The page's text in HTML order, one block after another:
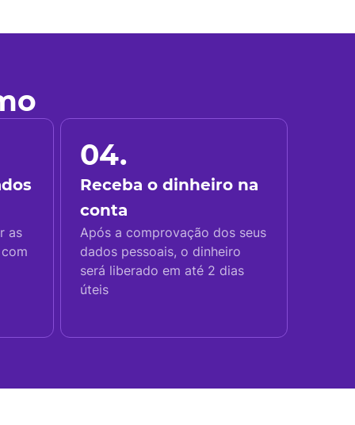
as
04.
Receba o dinheiro na
conta
Após a comprovação dos seus
dados pessoais, o dinheiro
será liberado em até 2 dias
úteis